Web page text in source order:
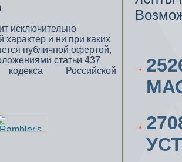
исключительно
и ни при каких
публичной офертой,
статьи 437
кодекса Российской